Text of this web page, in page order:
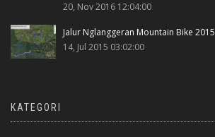
20, Nov 2016 12:04:00
Jalur Nglanggeran Mountain Bike 2015
14, Jul 2015 03:02:00
KATEGORI